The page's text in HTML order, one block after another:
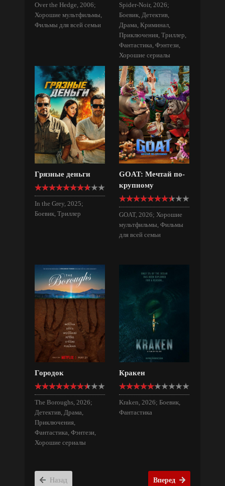
Over the Hedge, 2006;
Хорошие мультфильмы,
Фильмы для всей семьи
Spider-Noir, 2026;
Боевик, Детектив,
Драма, Криминал,
Приключения, Триллер,
Фантастика, Фэнтези,
Хорошие сериалы
Грязные деньги
In the Grey, 2025;
Боевик, Триллер
GOAT: Мечтай по-
крупному
GOAT, 2026; Хорошие
мультфильмы, Фильмы
для всей семьи
Городок
The Boroughs, 2026;
Детектив, Драма,
Приключения,
Фантастика, Фэнтези,
Хорошие сериалы
Кракен
Kraken, 2026; Боевик,
Фантастика
Назад Вперед